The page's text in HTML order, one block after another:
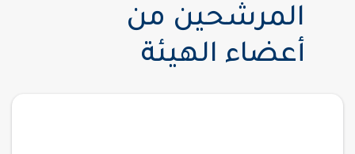
المرشحين من
أعضاء الهيئة